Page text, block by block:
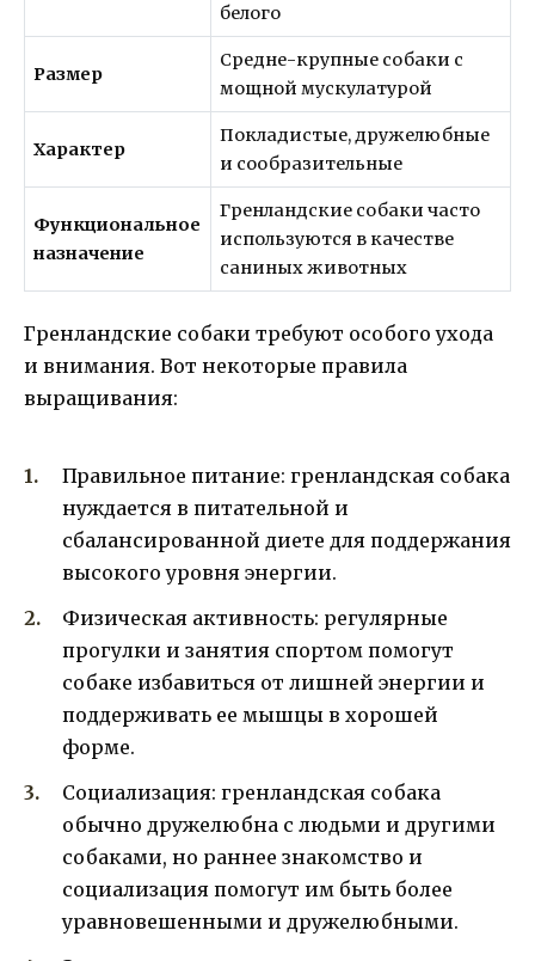
белого
Размер
Средне-крупные собаки с
мощной мускулатурой
Характер
Покладистые, дружелюбные
и сообразительные
Функциональное
назначение
Гренландские собаки часто
используются в качестве
саниных животных
Гренландские собаки требуют особого ухода
и внимания. Вот некоторые правила
выращивания:
Правильное питание: гренландская собака
нуждается в питательной и
сбалансированной диете для поддержания
высокого уровня энергии.
Физическая активность: регулярные
прогулки и занятия спортом помогут
собаке избавиться от лишней энергии и
поддерживать ее мышцы в хорошей
форме.
Социализация: гренландская собака
обычно дружелюбна с людьми и другими
собаками, но раннее знакомство и
социализация помогут им быть более
уравновешенными и дружелюбными.